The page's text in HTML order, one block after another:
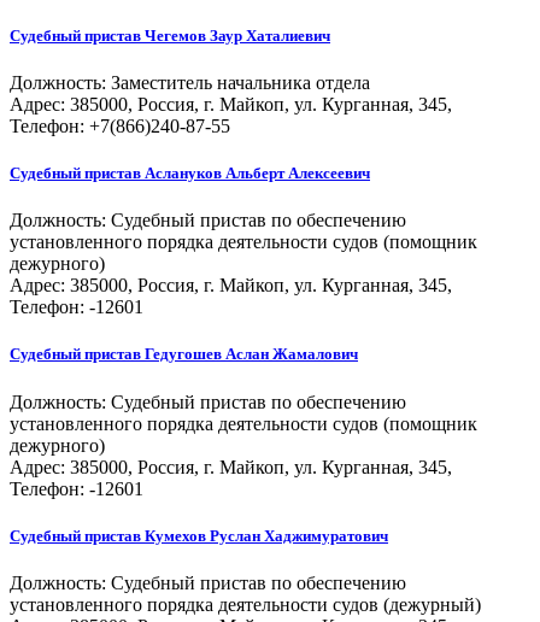
Судебный пристав Чегемов Заур Хаталиевич
Должность: Заместитель начальника отдела
Адрес: 385000, Россия, г. Майкоп, ул. Курганная, 345,
Телефон: +7(866)240-87-55
Судебный пристав Аслануков Альберт Алексеевич
Должность: Судебный пристав по обеспечению
установленного порядка деятельности судов (помощник
дежурного)
Адрес: 385000, Россия, г. Майкоп, ул. Курганная, 345,
Телефон: -12601
Судебный пристав Гедугошев Аслан Жамалович
Должность: Судебный пристав по обеспечению
установленного порядка деятельности судов (помощник
дежурного)
Адрес: 385000, Россия, г. Майкоп, ул. Курганная, 345,
Телефон: -12601
Судебный пристав Кумехов Руслан Хаджимуратович
Должность: Судебный пристав по обеспечению
установленного порядка деятельности судов (дежурный)